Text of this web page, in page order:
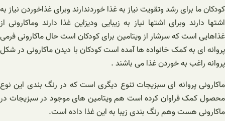
کودکان ما برای رشد وتقویت نیاز به غذا خوردندارند وبرای غذاخوردن نیاز به
اشتها دارند وبرای اشتها نیاز به زیبایی ودیزاین غذا دارند وماکارونی از
غذاهایی است که سرشار از ویتامین برای کودکان است حال ماکارونی فرمی
پروانه ای به کمک خانواده ها آمده است کودکان با دیدن ماکارونی در شکل
پروانه راغب به خوردن غذا می باشند .
ماکارونی پروانه ای سبزیجات تنوع دیگری است که در رنگ بندی این نوع
محصول کمک فراوان کرده است هم ویتامین های موجود در سبزیجات در
ماکارونی هست وهم رنگ بندی زیبا به این غذا داده است.